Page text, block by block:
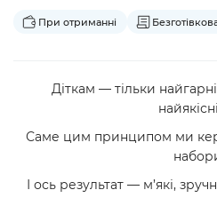
При отриманні
Діткам — тільки
Саме цим принципом ми
І ось результат — м’які,